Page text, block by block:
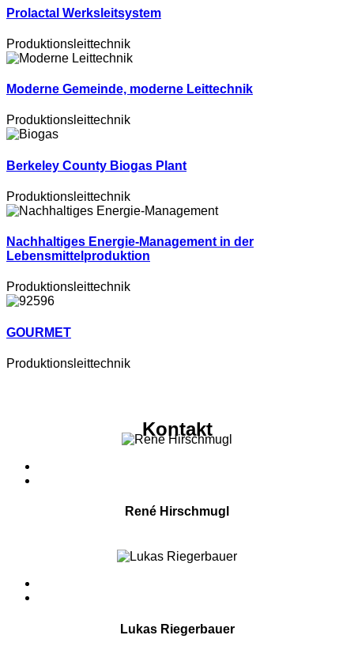
Prolactal Werksleitsystem
Produktionsleittechnik
Moderne Gemeinde, moderne Leittechnik
Produktionsleittechnik
Berkeley County Biogas Plant
Produktionsleittechnik
Nachhaltiges Energie-Management in der
Lebensmittelproduktion
Produktionsleittechnik
GOURMET
Produktionsleittechnik
Kontakt
René Hirschmugl
Lukas Riegerbauer